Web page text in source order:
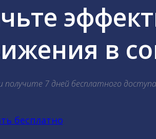
в
получите 7 дней бесплатного
бесплатно